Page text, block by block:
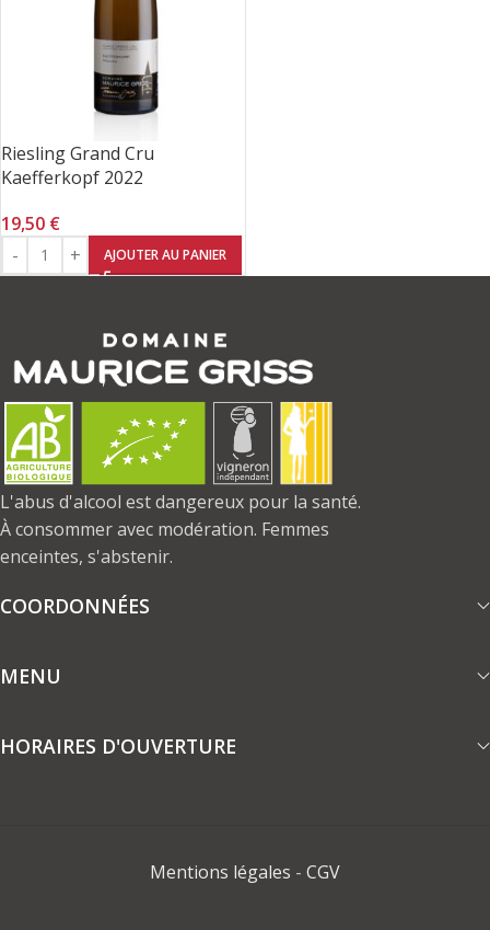
Riesling Grand Cru
Kaefferkopf 2022
19,50 €
AJOUTER AU PANIER
L'abus d'alcool est dangereux pour la santé.
À consommer avec modération. Femmes
enceintes, s'abstenir.
COORDONNÉES
MENU
HORAIRES D'OUVERTURE
Mentions légales - CGV